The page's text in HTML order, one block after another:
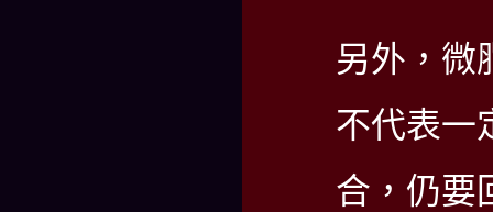
另外，微
不代表一
合，仍要